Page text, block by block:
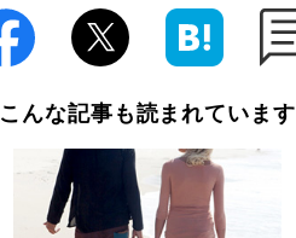
こんな記事も読まれています